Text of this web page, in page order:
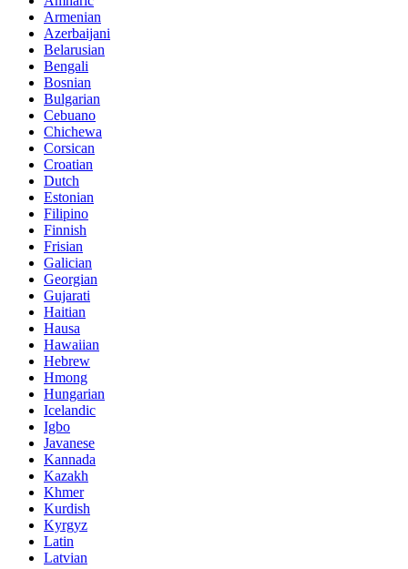
Armenian
Azerbaijani
Belarusian
Bengali
Bosnian
Bulgarian
Cebuano
Chichewa
Corsican
Croatian
Dutch
Estonian
Filipino
Finnish
Frisian
Galician
Georgian
Gujarati
Haitian
Hausa
Hawaiian
Hebrew
Hmong
Hungarian
Icelandic
Igbo
Javanese
Kannada
Kazakh
Khmer
Kurdish
Kyrgyz
Latin
Latvian